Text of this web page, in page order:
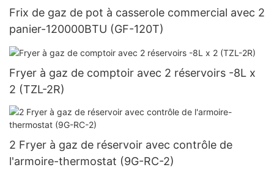
Frix de gaz de pot à casserole commercial avec 2
panier-120000BTU (GF-120T)
Fryer à gaz de comptoir avec 2 réservoirs -8L x
2 (TZL-2R)
2 Fryer à gaz de réservoir avec contrôle de
l'armoire-thermostat (9G-RC-2)